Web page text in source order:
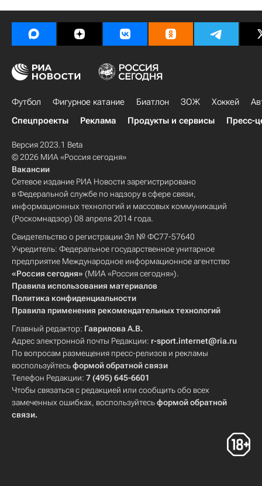
Футбол Фигурное катание Биатлон ЗОЖ Хоккей
Спецпроекты
Реклама Продукты и сервисы Пресс-
Версия 2023.1 Beta
© 2026 МИА «Россия сегодня»
Вакансии
Сетевое издание РИА Новости зарегистрировано
в Федеральной службе по надзору в сфере связи,
информационных технологий и массовых коммуникаций
(Роскомнадзор) 08 апреля 2014 года.
Свидетельство о регистрации Эл № ФС77-57640
Учредитель: Федеральное государственное унитарное
предприятие Международное информационное агентство
«Россия сегодня» (МИА «Россия сегодня»).
Правила использования материалов
Политика конфиденциальности
Правила применения рекомендательных технологий
Главный редактор: Гаврилова А.В.
Адрес электронной почты Редакции: r-sport.internet@ria.ru
По вопросам размещения пресс-релизов и рекламы
воспользуйтесьформой обратной связи
Телефон Редакции: 7 (495) 645-6601
Чтобы связаться с редакцией или сообщить обо всех
замеченных ошибках, воспользуйтесьформой обратной
связи.